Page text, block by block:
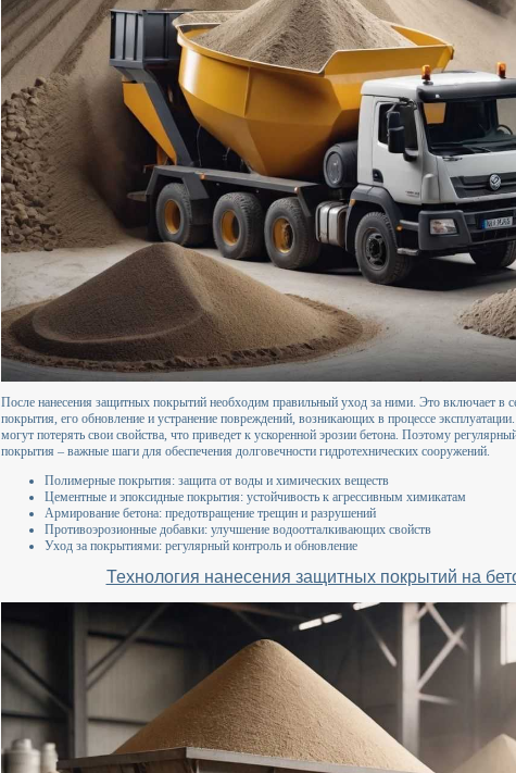
После нанесения защитных покрытий необходим правильный уход за ними. Это включает в
покрытия, его обновление и устранение повреждений, возникающих в процессе
могут потерять свои свойства, что приведет к ускоренной эрозии бетона. Поэтому
покрытия – важные шаги для обеспечения долговечности гидротехнических сооружений.
Полимерные покрытия: защита от воды и химических веществ
Цементные и эпоксидные покрытия: устойчивость к агрессивным химикатам
Армирование бетона: предотвращение трещин и разрушений
Противоэрозионные добавки: улучшение водоотталкивающих свойств
Уход за покрытиями: регулярный контроль и обновление
Технология нанесения защитных покрытий на